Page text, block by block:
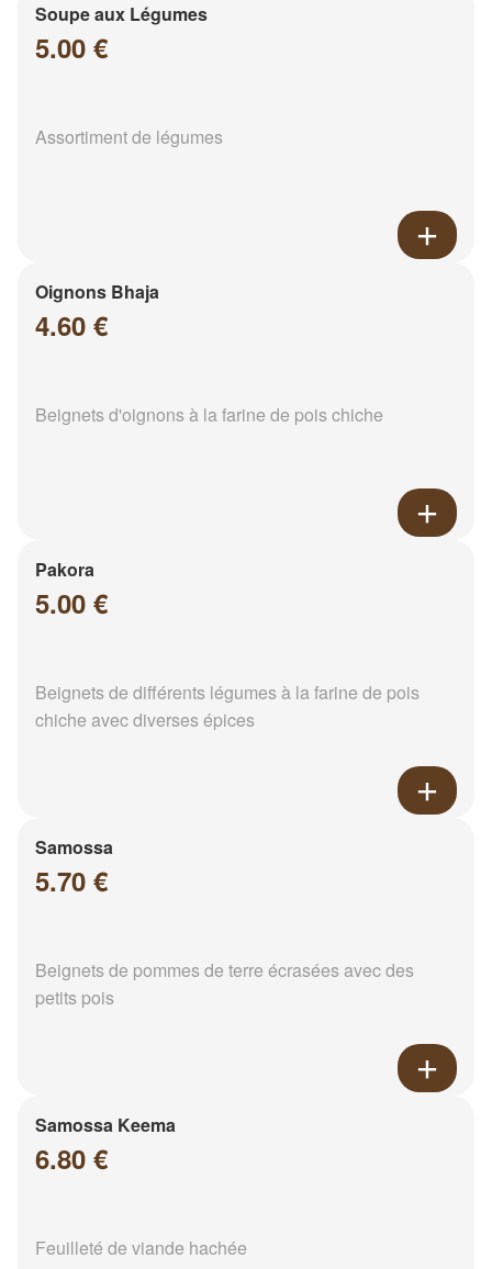
Soupe aux Légumes
5.00 €
Assortiment de légumes
Oignons Bhaja
4.60 €
Beignets d'oignons à la farine de pois chiche
Pakora
5.00 €
Beignets de différents légumes à la farine de pois
chiche avec diverses épices
Samossa
5.70 €
Beignets de pommes de terre écrasées avec des
petits pois
Samossa Keema
6.80 €
Feuilleté de viande hachée